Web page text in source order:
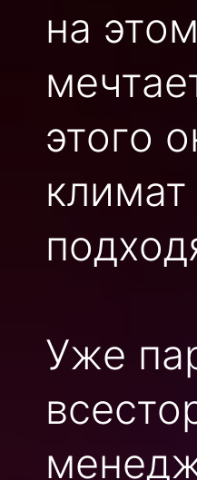
на
этого
Уже